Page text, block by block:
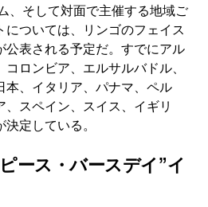
、そして対面で主催する地域ご
については、リンゴのフェイス
公表される予定だ。すでにアル
ロンビア、エルサルバドル、
本、イタリア、パナマ、ペル
スペイン、スイス、イギリ
定している。
ース・バースデイ”イ